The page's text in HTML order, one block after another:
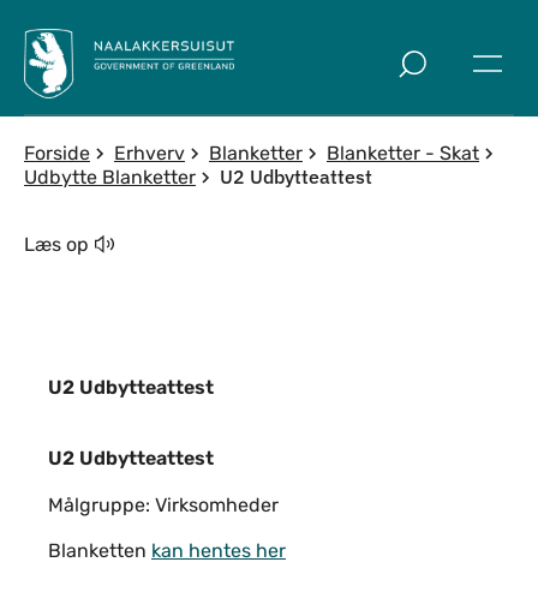
Forside Erhverv Blanketter
Blanketter - Skat
Udbytte Blanketter
U2 Udbytteattest
Læs op
U2 Udbytteattest
U2 Udbytteattest
U2 Udbytteattest
Målgruppe: Virksomheder
Blanketten kan hentes her